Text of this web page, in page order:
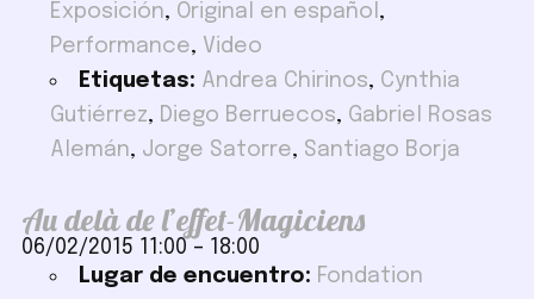
Exposición, Original en español ,
Performance, Video
Etiquetas: Andrea Chirinos, Cynthia
Gutiérrez, Diego Berruecos, Gabriel Rosas
Alemán, Jorge Satorre, Santiago Borja
Au delà de l’effet-Magiciens
06/02/2015 11:00 – 18:00
Lugar de encuentro: Fondation